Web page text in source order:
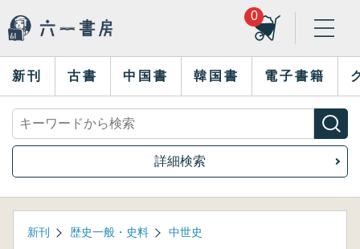
0
新刊 古書 中国書 韓国書 電子書籍
詳細検索
新刊 歴史一般・史料 中世史